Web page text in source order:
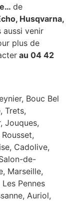
de
Husqvarna,
aussi venir
plus de
au 04 42
Bouc Bel
Trets,
Jouques,
Cadolive,
de-
Marseille,
Pennes
Auriol,